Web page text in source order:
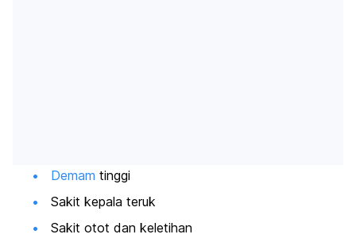
Demam tinggi
Sakit kepala teruk
Sakit otot dan keletihan